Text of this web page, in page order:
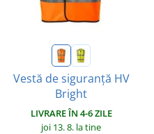
Vestă de siguranță HV
Bright
LIVRARE ÎN 4-6 ZILE
joi 13. 8. la tine